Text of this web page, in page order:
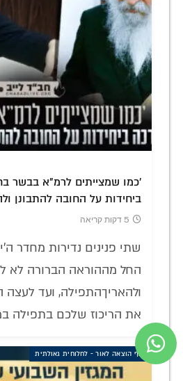
'כמו שמצייתים לרמ"א בבשר
ביחידות על החובה להתבונן
5 דקות קריאה
שתי פנינים נדירות מחדר
החל מההוראה הברורה לא
ולהאריךהתפילה, ועד
את הריכוז שלכם בתפילה
אגף הוצאה לאור - לחלוחית גאולתית